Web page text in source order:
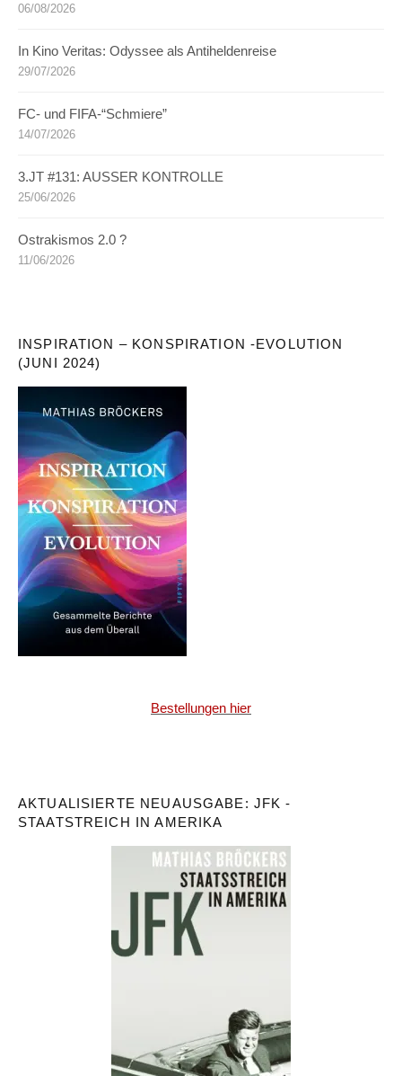
06/08/2026
In Kino Veritas: Odyssee als Antiheldenreise
29/07/2026
FC- und FIFA-“Schmiere”
14/07/2026
3.JT #131: AUSSER KONTROLLE
25/06/2026
Ostrakismos 2.0 ?
11/06/2026
INSPIRATION – KONSPIRATION -EVOLUTION
(JUNI 2024)
Bestellungen hier
AKTUALISIERTE NEUAUSGABE: JFK -
STAATSTREICH IN AMERIKA